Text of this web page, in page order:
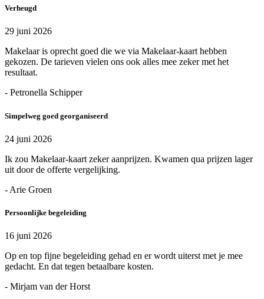
Verheugd
29 juni 2026
Makelaar is oprecht goed die we via Makelaar-kaart hebben
gekozen. De tarieven vielen ons ook alles mee zeker met het
resultaat.
- Petronella Schipper
Simpelweg goed georganiseerd
24 juni 2026
Ik zou Makelaar-kaart zeker aanprijzen. Kwamen qua prijzen lager
uit door de offerte vergelijking.
- Arie Groen
Persoonlijke begeleiding
16 juni 2026
Op en top fijne begeleiding gehad en er wordt uiterst met je mee
gedacht. En dat tegen betaalbare kosten.
- Mirjam van der Horst